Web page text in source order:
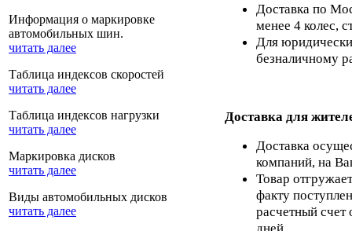
Информация о маркировке
автомобильных шин.
читать далее
Таблица индексов скоростей
читать далее
Таблица индексов нагрузки
читать далее
Маркировка дисков
читать далее
Виды автомобильных дисков
читать далее
Доставка по
менее 4 колес,
Для
безналичному
Доставка для
Доставка
компаний, на
Товар
факту
расчетный счет
дней.